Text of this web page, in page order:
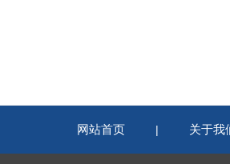
网站首页 | 关于我